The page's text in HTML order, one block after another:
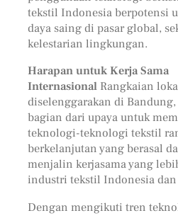
tekstil Indonesia berpotensi
daya saing di pasar global,
kelestarian lingkungan.
Harapan untuk Kerja Sama
InternasionalRangkaian
diselenggarakan di Bandung,
bagian dari upaya untuk
teknologi-teknologi tekstil
berkelanjutan yang berasal
menjalin kerjasama yang
industri tekstil Indonesia
Dengan mengikuti tren